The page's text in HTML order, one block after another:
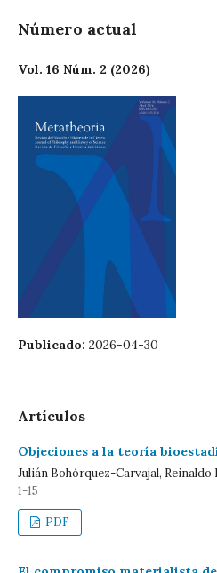
Número actual
Vol. 16 Núm. 2 (2026)
Publicado: 2026-04-30
Artículos
Objeciones a la teoría
Julián Bohórquez-Carvajal, Reinaldo
1-15
PDF